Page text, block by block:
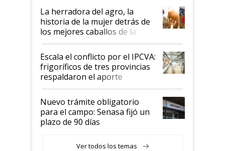
establecimientos en Argentina
La herradora del agro, la
historia de la mujer detrás de
los mejores caballos de la
Argentina y los mitos que
todavía hacen sufrir a estos
animales: "Mientras me
descalificaban, yo seguí
haciendo currículum"
Escala el conflicto por el IPCVA:
frigoríficos de tres provincias
respaldaron el aporte
obligatorio
Nuevo trámite obligatorio
para el campo: Senasa fijó un
plazo de 90 días
Ver todos los temas